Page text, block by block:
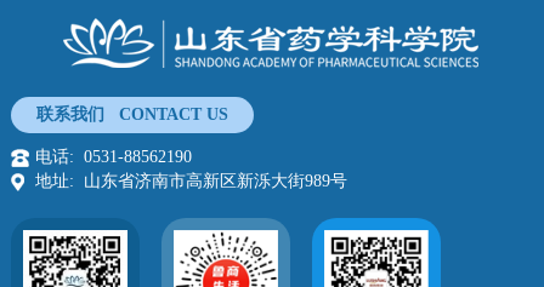
联系我们 CONTACT US
电话: 0531-88562190
地址: 山东省济南市高新区新泺大街989号